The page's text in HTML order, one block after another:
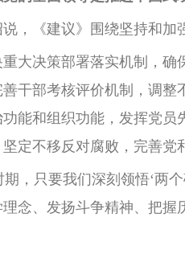
《建议》围绕坚持和加
决策部署落实机制，确
干部考核评价机制，调
能和组织功能，发挥党
定不移反对腐败，完善
，只要我们深刻领悟‘两个
念、发扬斗争精神、把